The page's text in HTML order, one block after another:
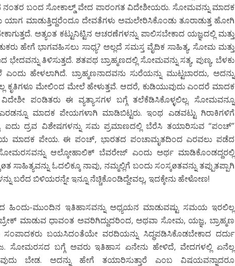
ನಂತರ ಬಂದ ಸೋಕಾಲ್ಡ್ ವೇದ ಪಾರಂಗತ ವಿದೇಶೀಯರು. ಸೋಮವನ್ನು ಮಾದಕ
ಮಾಡುತ್ತಿದ್ದರೆಂದೂ ದೇವತೆಗಳು ಅಮಲೇರಿಸಿಕೊಂಡು ತೂರಾಡುತ್ತ ಹೋಗಿ
ಅತ್ಯಂತ ಕಟ್ಟುನಿಟ್ಟಿನ ಆಚರಣೆಗಳನ್ನು ಪಾಲಿಸಬೇಕಾದ ಯಜ್ಞದಲ್ಲಿ ಮತ್ತು
ಹೇಗೆ ಭಾಗವಹಿಸಲು ಸಾಧ್ಯ? ಅಲ್ಲದೆ ಸಮಸ್ತ ವೈದಿಕ ಸಾಹಿತ್ಯ, ಸೋಮ ಮತ್ತು
ಭೇದವನ್ನು ತಿಳಿಸುತ್ತದೆ. ಶತಪಥ ಬ್ರಾಹ್ಮಣದಲ್ಲಿ ಸೋಮವನ್ನು ಸತ್ಯ, ಪುಣ್ಯ, ಬೆಳಕು
ಎಂದು ಹೇಳಲಾಗಿದೆ. ಬ್ರಾಹ್ಮಣನಾದವನು ಸುರೆಯನ್ನು ಮುಟ್ಟಬಾರದು, ಅದನ್ನು
ಕೃತಿಗಳೂ ಮೇಲಿಂದ ಮೇಲೆ ಹೇಳುತ್ತವೆ. ಆದರೆ, ಕುಡಿಯುವುದು ಎಂದರೆ ಮಾದಕ
ಪಂಡಿತರು ಈ ವ್ಯತ್ಯಾಸಗಳ ಬಗ್ಗೆ ತಲೆಕೆಡಿಸಿಕೊಳ್ಳಲಿಲ್ಲ. ಸೋಮವನ್ನೂ
ಮಾದಕ ಪೇಯಗಳಾಗಿ ಮಾಡಿಬಿಟ್ಟರು. ಇಂಥ ಎಡವಟ್ಟು ಗಿರಾಕಿಗಳಿಗೆ
ಐದು ದ್ರವ ವಿಶೇಷಗಳನ್ನು ಸಮ ಪ್ರಮಾಣದಲ್ಲಿ ಬೆರೆಸಿ ತಯಾರಿಸುವ “ಪಂಚ್”
ಮಾದಕ ಪೇಯ. ಈ ಪಂಚ್, ಭಾರತದ ಪಂಚಾಮೃತದಿಂದ ಎರವಲು ಪಡೆದ
ಆಲ್ಕೋಹಾಲಿಕ್ ಬೆವರೇಜ್ ಎಂದು ಅರ್ಥ ಮಾಡಿಕೊಂಡದ್ದರಲ್ಲಿ
ಓದಲಿಕ್ಕೂ ನಾವು, ನಮ್ಮಲ್ಲಿಗೆ ಬಂದು ಸಂಸ್ಕøತವನ್ನು ತಪ್ಪುತಪ್ಪಾಗಿ
ಬರೆದ ಬಿಳಿಯರನ್ನೇ ಇನ್ನೂ ನೆಚ್ಚಿಕೊಂಡಿದ್ದೇವಲ್ಲ, ಇದಕ್ಕೇನು ಹೇಳೋಣ!
ಹಿಂದು-ಮುಂದಿನ ಇತಿಹಾಸವನ್ನು ಅಧ್ಯಯನ ಮಾಡುವಷ್ಟು ಸಮಯ ಇರಲಿಲ್ಲ
ಬ್ರೇಕ್ ಮಾಡುವ ಧಾವಂತ ಅವರಿಗಿದ್ದುದರಿಂದ, ಅಥವಾ ಸೋಮ, ಯಜ್ಞ, ಬ್ರಾಹ್ಮಣ
ಸಂಪಾದಕರು ಬಯಸಿದಂತೆಯೇ ವರದಿಯನ್ನು ಸಿದ್ಧಪಡಿಸಿಕೊಡಬೇಕಾದ ದರ್ದು
ಸೋಮರಸದ ಬಗ್ಗೆ ಅವರು ಇತಿಹಾಸ ಏನೇನು ಹೇಳಿದೆ, ವೇದಗಳಲ್ಲಿ ಏನೆಲ್ಲ
ಬೇಡ. ಅದನ್ನು ಹೇಗೆ ತಯಾರಿಸುತ್ತಾರೆ ಎಂಬ ವಿಷಯವನ್ನಾದರೂ